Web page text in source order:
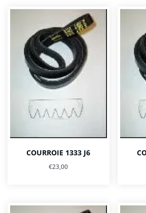
COURROIE 1333 J6
€23,00